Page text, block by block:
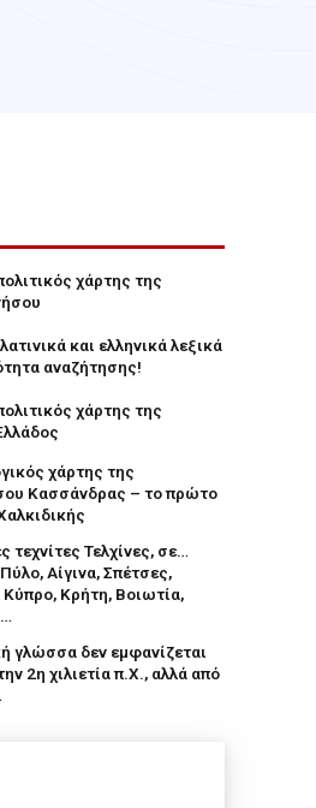
χάρτης της
και ελληνικά λεξικά
αναζήτησης!
χάρτης της
χάρτης της
Κασσάνδρας – το πρώτο
τεχνίτες Τελχίνες, σε…
Αίγινα, Σπέτσες,
Κύπρο, Κρήτη, Βοιωτία,
γλώσσα δεν εμφανίζεται
2η χιλιετία π.Χ., αλλά από